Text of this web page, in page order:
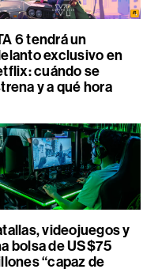
6 tendrá un
exclusivo en
cuándo se
y a qué hora
videojuegos y
bolsa de US$75
“capaz de